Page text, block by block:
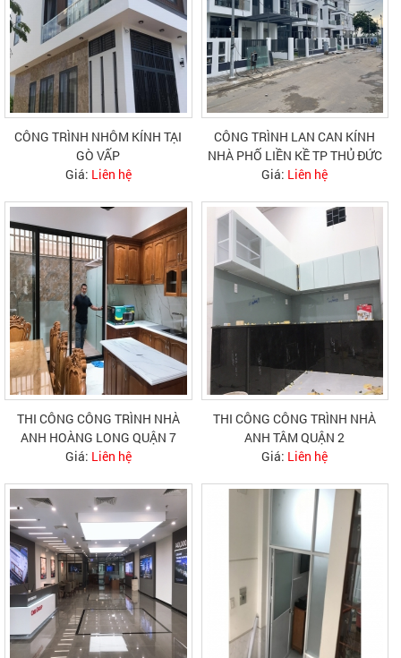
CÔNG TRÌNH NHÔM KÍNH TẠI
GÒ VẤP
Giá: Liên hệ
CÔNG TRÌNH LAN CAN KÍNH
NHÀ PHỐ LIỀN KỀ TP THỦ ĐỨC
Giá: Liên hệ
THI CÔNG CÔNG TRÌNH NHÀ
ANH HOÀNG LONG QUẬN 7
Giá: Liên hệ
THI CÔNG CÔNG TRÌNH NHÀ
ANH TÂM QUẬN 2
Giá: Liên hệ